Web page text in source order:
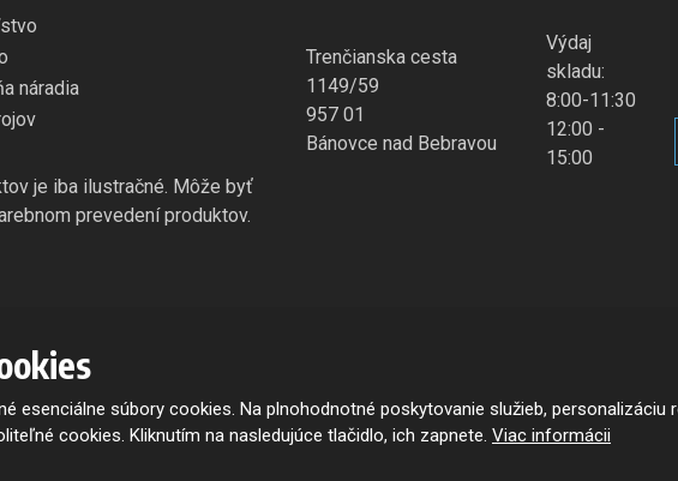
náradia
je iba ilustračné. Môže byť
prevedení produktov.
Trenčianska cesta
1149/59
957 01
Bánovce nad Bebravou
Výdaj
skladu:
8:00-11:30
12:00 -
15:00
vyhradené
je chránený pomocou Google reCAPTCHA, a platia pre neho Zásady ochrany osobných údajov a
esenciálne súbory cookies. Na plnohodnotné poskytovanie služieb, personalizáciu
cookies. Kliknutím na nasledujúce tlačidlo, ich zapnete. Viac informácii